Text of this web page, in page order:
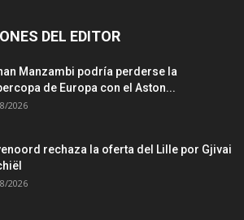
DEL EDITOR
Manzambi podría perderse la
de Europa con el Aston...
2026
rechaza la oferta del Lille por Gjivai
2026